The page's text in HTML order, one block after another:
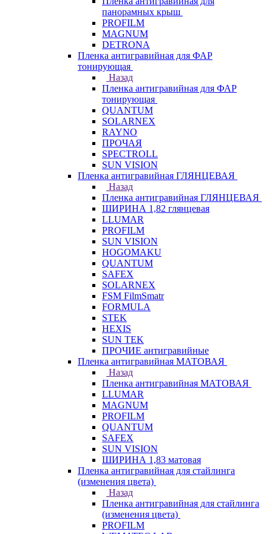
панорамных крыш
PROFILM
MAGNUM
DETRONA
Пленка антигравийная для ФАР
тонирующая
Назад
Пленка антигравийная для ФАР
тонирующая
QUANTUM
SOLARNEX
RAYNO
ПРОЧАЯ
SPECTROLL
SUN VISION
Пленка антигравийная ГЛЯНЦЕВАЯ
Назад
Пленка антигравийная ГЛЯНЦЕВАЯ
ШИРИНА 1,82 глянцевая
LLUMAR
PROFILM
SUN VISION
HOGOMAKU
QUANTUM
SAFEX
SOLARNEX
FSM FilmSmatr
FORMULA
STEK
HEXIS
SUN TEK
ПРОЧИЕ антигравийные
Пленка антигравийная МАТОВАЯ
Назад
Пленка антигравийная МАТОВАЯ
LLUMAR
MAGNUM
PROFILM
QUANTUM
SAFEX
SUN VISION
ШИРИНА 1,83 матовая
Пленка антигравийная для стайлинга
(изменения цвета)
Назад
Пленка антигравийная для стайлинга
(изменения цвета)
PROFILM